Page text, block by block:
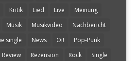
Kritik Lied Live
Meinung
Musik Musikvideo
Nachbericht
single News Oi!
Pop-Punk
Review Rezension Rock
Single